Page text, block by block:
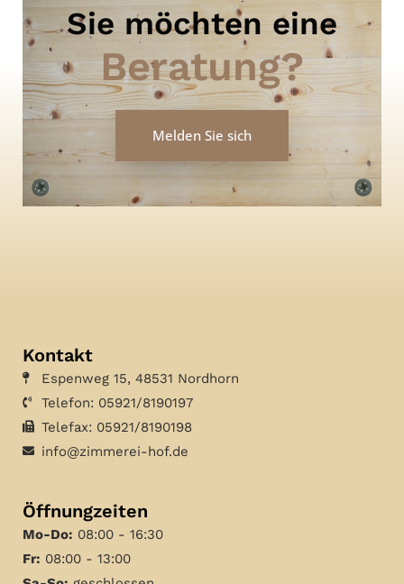
Sie möchten eine
Beratung?
Melden Sie sich
Kontakt
Espenweg 15, 48531 Nordhorn
Telefon: 05921/8190197
Telefax: 05921/8190198
info@zimmerei-hof.de
Öffnungzeiten
Mo-Do: 08:00 - 16:30
Fr: 08:00 - 13:00